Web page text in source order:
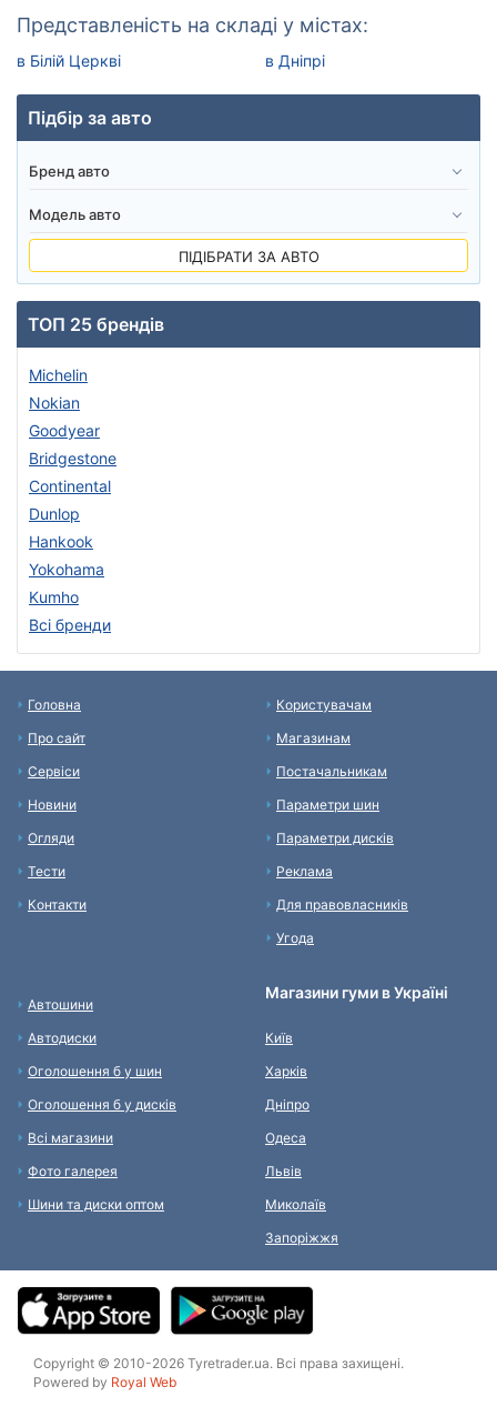
Представленість на складі у містах:
в Білій Церкві в Дніпрі
Підбір за авто
ПІДІБРАТИ ЗА АВТО
ТОП 25 брендів
Michelin
Nokian
Goodyear
Bridgestone
Continental
Dunlop
Hankook
Yokohama
Kumho
Всі бренди
Головна
Про сайт
Сервіси
Новини
Огляди
Тести
Контакти
Користувачам
Магазинам
Постачальникам
Параметри шин
Параметри дисків
Реклама
Для правовласників
Угода
Автошини
Автодиски
Оголошення б у шин
Оголошення б у дисків
Всі магазини
Фото галерея
Шини та диски оптом
Магазини гуми в Україні
Київ
Харків
Дніпро
Одеса
Львів
Миколаїв
Запоріжжя
Copyright © 2010-2026 Tyretrader.ua. Всі права захищені.
Powered by Royal Web